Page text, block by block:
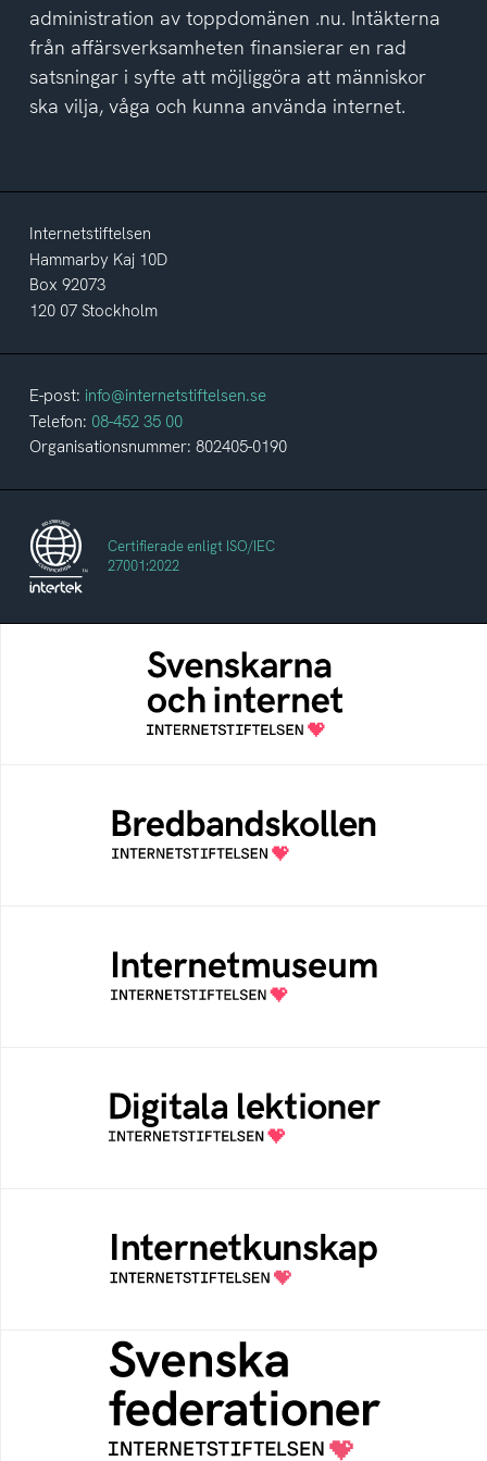
administration av toppdomänen .nu. Intäkterna
från affärsverksamheten finansierar en rad
satsningar i syfte att möjliggöra att människor
ska vilja, våga och kunna använda internet.
Internetstiftelsen
Hammarby Kaj 10D
Box 92073
120 07 Stockholm
E-post: info@internetstiftelsen.se
Telefon: 08-452 35 00
Organisationsnummer: 802405-0190
Certifierade enligt ISO/IEC
27001:2022
Svenskarna och internet
En årlig studie av svenska folkets
internetvanor
Bredbandskollen är ett oberoende
konsumentverktyg som drivs av
Internetstiftelsen
Ett digitalt museum som byggts, och kureras
av Internetstiftelsen
Öppen digital lärresurs med färdiga lektioner
för alla stadier i grundskolan
Samlad kunskap som hjälper dig att bli en
säker och medveten internetanvändare
Svenska federationer
Grunden för medlemskap i en sektors- eller
kontextspecifik federation